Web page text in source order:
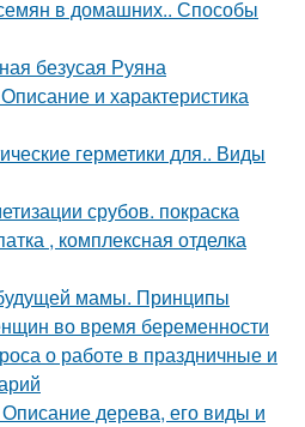
в домашних.. Способы
безусая Руяна
и характеристика
герметики для.. Виды
срубов. покраска
, комплексная отделка
мамы. Принципы
во время беременности
о работе в праздничные и
дерева, его виды и